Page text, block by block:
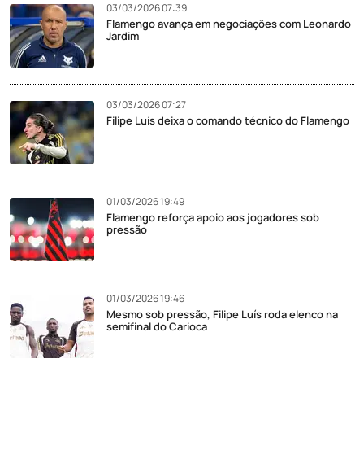
03/03/2026 07:39
Flamengo avança em negociações com Leonardo
Jardim
03/03/2026 07:27
Filipe Luís deixa o comando técnico do Flamengo
01/03/2026 19:49
Flamengo reforça apoio aos jogadores sob
pressão
01/03/2026 19:46
Mesmo sob pressão, Filipe Luís roda elenco na
semifinal do Carioca